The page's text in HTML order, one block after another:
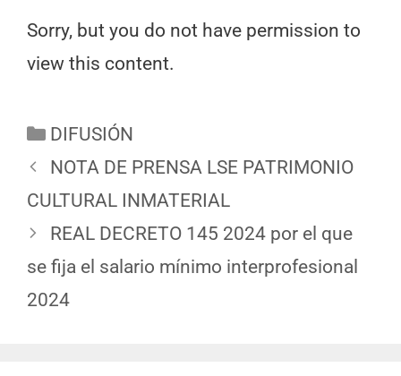
Sorry, but you do not have permission to
view this content.
DIFUSIÓN
NOTA DE PRENSA LSE PATRIMONIO
CULTURAL INMATERIAL
REAL DECRETO 145 2024 por el que
se fija el salario mínimo interprofesional
2024